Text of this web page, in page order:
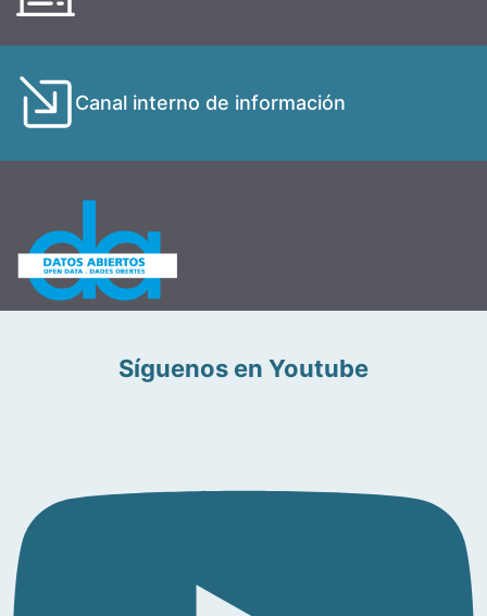
Canal interno de información
Síguenos en Youtube